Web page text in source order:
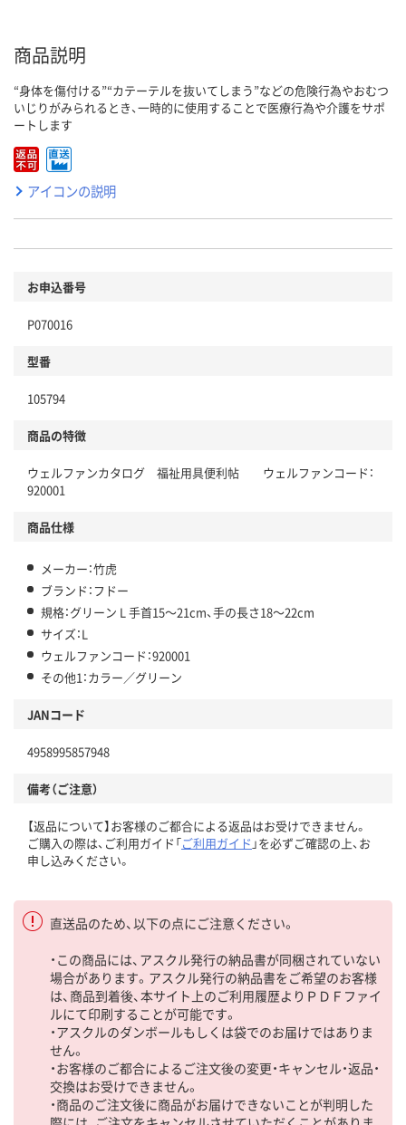
商品説明
“身体を傷付ける”“カテーテルを抜いてしまう”などの危険行為やおむつ
いじりがみられるとき、一時的に使用することで医療行為や介護をサポ
ートします
アイコンの説明
お申込番号
P070016
型番
105794
商品の特徴
ウェルファンカタログ 福祉用具便利帖 ウェルファンコード：
920001
商品仕様
メーカー：竹虎
ブランド：フドー
規格：グリーン L 手首15～21cm、手の長さ18～22cm
サイズ：L
ウェルファンコード：920001
その他1：カラー／グリーン
JANコード
4958995857948
備考（ご注意）
【返品について】お客様のご都合による返品はお受けできません。
ご購入の際は、ご利用ガイド「ご利用ガイド 」を必ずご確認の上、お
申し込みください。
直送品のため、以下の点にご注意ください。
・この商品には、アスクル発行の納品書が同梱されていない
場合があります。アスクル発行の納品書をご希望のお客様
は、商品到着後、本サイト上のご利用履歴よりＰＤＦファイ
ルにて印刷することが可能です。
・アスクルのダンボールもしくは袋でのお届けではありま
せん。
・お客様のご都合によるご注文後の変更・キャンセル・返品・
交換はお受けできません。
・商品のご注文後に商品がお届けできないことが判明した